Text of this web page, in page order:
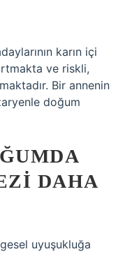
karın içi
ve riskli,
Bir annenin
doğum
DAHA
uyuşukluğa